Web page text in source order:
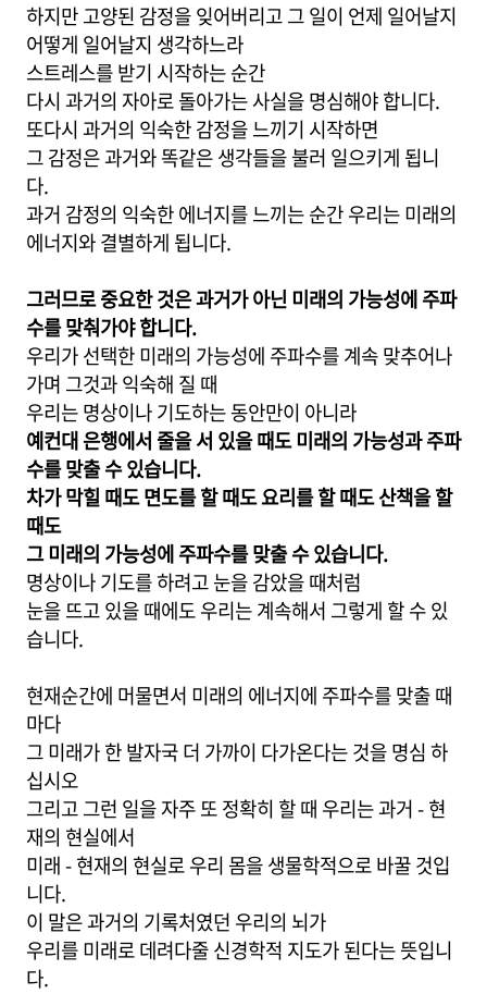
하지만 고양된 감정을 잊어버리고 그 일이 언제 일어날지
어떻게 일어날지 생각하느라
스트레스를 받기 시작하는 순간
다시 과거의 자아로 돌아가는 사실을 명심해야 합니다.
또다시 과거의 익숙한 감정을 느끼기 시작하면
그 감정은 과거와 똑같은 생각들을 불러 일으키게 됩니
다.
과거 감정의 익숙한 에너지를 느끼는 순간 우리는 미래의
에너지와 결별하게 됩니다.
그러므로 중요한 것은 과거가 아닌 미래의 가능성에 주파
수를 맞춰가야 합니다.
우리가 선택한 미래의 가능성에 주파수를 계속 맞추어나
가며 그것과 익숙해 질 때
우리는 명상이나 기도하는 동안만이 아니라
예컨대 은행에서 줄을 서 있을 때도미래의 가능성과 주파
수를 맞출 수 있습니다.
차가 막힐 때도 면도를 할 때도 요리를 할 때도 산책을 할
때도
그 미래의 가능성에 주파수를 맞출 수 있습니다.
명상이나 기도를 하려고 눈을 감았을 때처럼
눈을 뜨고 있을 때에도 우리는 계속해서 그렇게 할 수 있
습니다.
현재순간에 머물면서 미래의 에너지에 주파수를 맞출 때
마다
그 미래가 한 발자국 더 가까이 다가온다는 것을 명심 하
십시오
그리고 그런 일을 자주 또 정확히 할 때 우리는 과거 - 현
재의 현실에서
미래 - 현재의 현실로 우리 몸을 생물학적으로 바꿀 것입
니다.
이 말은 과거의 기록처였던 우리의 뇌가
우리를 미래로 데려다줄 신경학적 지도가 된다는 뜻입니
다.